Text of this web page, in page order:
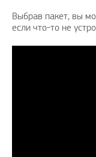
Выбрав пакет, вы
если что-то не